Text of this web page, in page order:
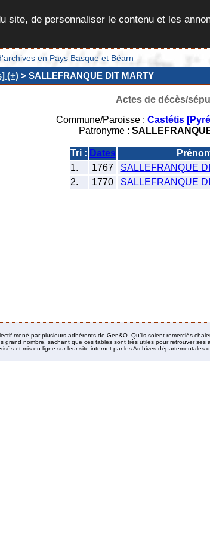
site, de personnaliser le contenu et les
en Pays Basque et Béarn
(+) > SALLEFRANQUE DIT MARTY
Actes de décès/
Commune/Paroisse : Castétis
Patronyme :
Tri : Dates
1.
1767
SALLEFRANQUE
2.
1770 SALLEFRANQUE
mené par plusieurs adhérents de Gen&O. Qu’ils soient remerciés
grand nombre, sachant que ces tables sont très utiles pour retrouver ses
et mis en ligne sur leur site internet par les Archives départementales